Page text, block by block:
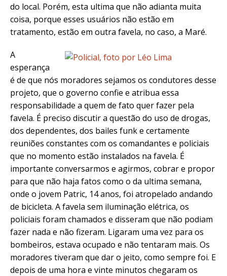
do local. Porém, esta ultima que não adianta muita
coisa, porque esses usuários não estão em
tratamento, estão em outra favela, no caso, a Maré.
A
esperança
é de que nós moradores sejamos os condutores desse
projeto, que o governo confie e atribua essa
responsabilidade a quem de fato quer fazer pela
favela. É preciso discutir a questão do uso de drogas,
dos dependentes, dos bailes funk e certamente
reuniões constantes com os comandantes e policiais
que no momento estão instalados na favela. É
importante conversarmos e agirmos, cobrar e propor
para que não haja fatos como o da ultima semana,
onde o jovem Patric, 14 anos, foi atropelado andando
de bicicleta. A favela sem iluminação elétrica, os
policiais foram chamados e disseram que não podiam
fazer nada e não fizeram. Ligaram uma vez para os
bombeiros, estava ocupado e não tentaram mais. Os
moradores tiveram que dar o jeito, como sempre foi. E
depois de uma hora e vinte minutos chegaram os